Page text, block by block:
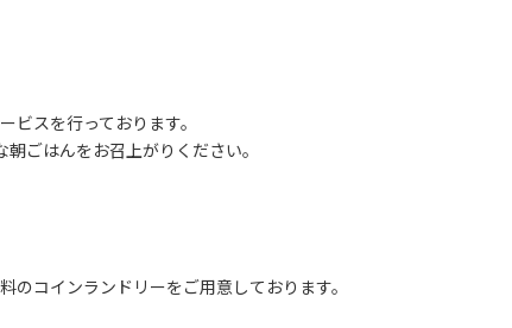
ビスを行っております。
ごはんをお召上がりください。
のコインランドリーをご用意しております。